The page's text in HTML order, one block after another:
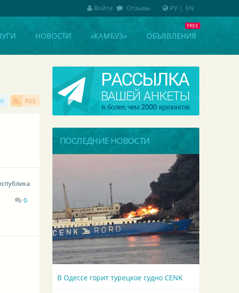
НОВОСТИ «КАМБУЗ» ОБЪЯВЛЕНИЯ
RSS
0
ПОСЛЕДНИЕ НОВОСТИ
В Одессе горит турецкое судно CENK
РУ| EN
Войти Отзывы